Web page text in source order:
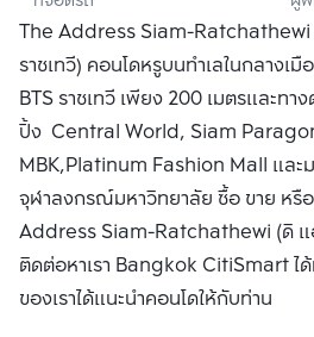
The Address Siam-Ratchathewi
ราชเทวี) คอนโดหรูบนทำเลในกลางเมื
BTS ราชเทวี เพียง 200 เมตรและทา
ปิ้ง Central World, Siam
MBK,Platinum Fashion Mall และม
จุฬาลงกรณ์มหาวิทยาลัย ซื้อ ขาย หรือ
Address Siam-Ratchathewi (ดิ แอ
ติดต่อหาเรา Bangkok CitiSmart ได้
ของเราได้แนะนำคอนโดให้กับท่าน